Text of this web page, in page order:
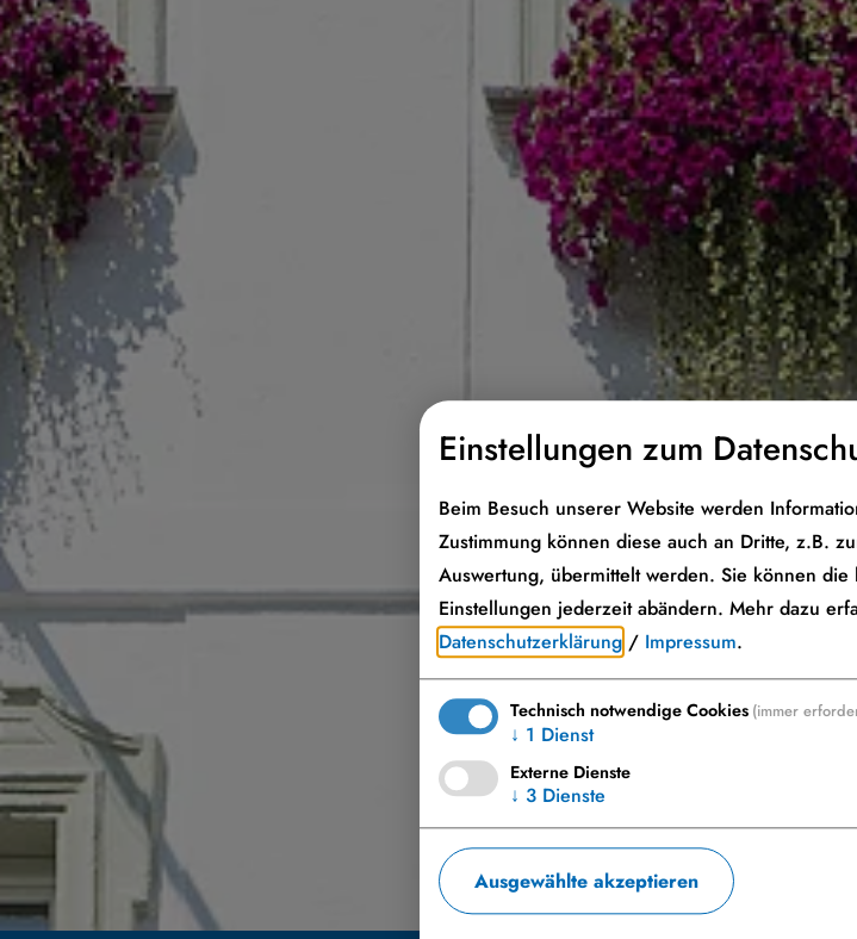
Einstellungen zum
Beim Besuch unserer Website werden
Zustimmung können diese auch an Dritte, z.B.
Auswertung, übermittelt werden. Sie können
Einstellungen jederzeit abändern. Mehr dazu
Datenschutzerklärung / Impressum.
Technisch notwendige Cookies (immer
↓ 1 Dienst
Externe Dienste
↓ 3 Dienste
Ausgewählte akzeptieren